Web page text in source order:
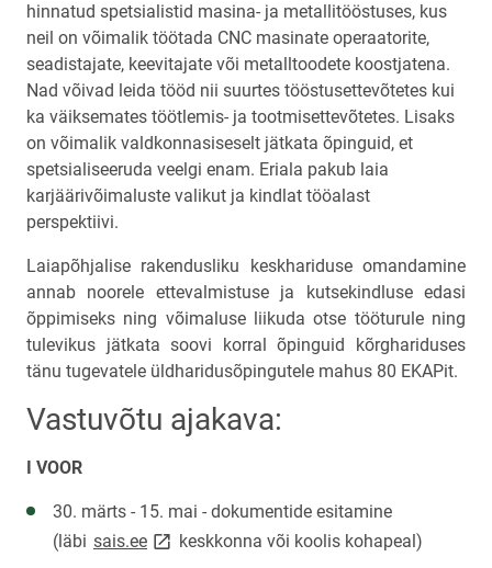
hinnatud spetsialistid masina- ja metallitööstuses, kus
neil on võimalik töötada CNC masinate operaatorite,
seadistajate, keevitajate või metalltoodete koostjatena.
Nad võivad leida tööd nii suurtes tööstusettevõtetes kui
ka väiksemates töötlemis- ja tootmisettevõtetes. Lisaks
on võimalik valdkonnasiseselt jätkata õpinguid, et
spetsialiseeruda veelgi enam. Eriala pakub laia
karjäärivõimaluste valikut ja kindlat tööalast
perspektiivi.
Laiapõhjalise rakendusliku keskhariduse omandamine
annab noorele ettevalmistuse ja kutsekindluse edasi
õppimiseks ning võimaluse liikuda otse tööturule ning
tulevikus jätkata soovi korral õpinguid kõrghariduses
tänu tugevatele üldharidusõpingutele mahus 80 EKAPit.
Vastuvõtu ajakava:
I VOOR
30. märts - 15. mai - dokumentide esitamine
(läbi sais.eelink opens on new page
link opens on new page
keskkonna või koolis kohapeal)